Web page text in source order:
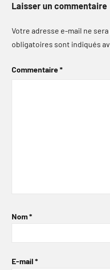
Laisser un commentaire
Votre adresse e-mail ne sera
obligatoires sont indiqués
Commentaire*
Nom*
E-mail *